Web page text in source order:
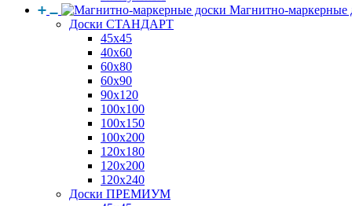
Магнитно-маркерные
Доски СТАНДАРТ
45x45
40x60
60x80
60x90
90x120
100x100
100x150
100x200
120x180
120x200
120x240
Доски ПРЕМИУМ